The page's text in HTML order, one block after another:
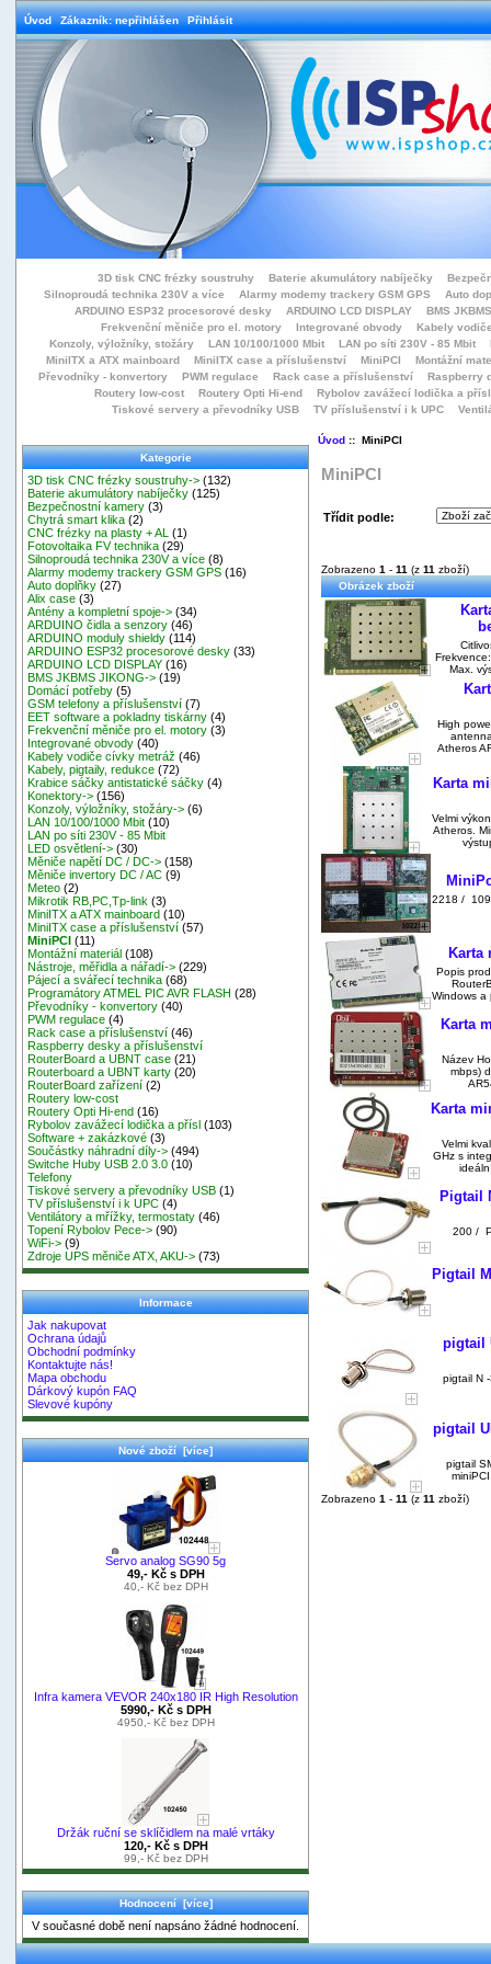
Úvod Zákazník: nepřihlášen Přihlásit
3D tisk CNC frézky soustruhy Baterie akumulátory nabíječky
Silnoproudá technika 230V a více
Alarmy modemy trackery GSM GPS
Auto
ARDUINO ESP32 procesorové desky
ARDUINO LCD DISPLAY
BMS
Frekvenční měniče pro el. motory
Integrované obvody
Kabely
Konzoly, výložníky, stožáry
LAN 10/100/1000 Mbit LAN po síti 230V - 85 Mbit
MiniITX a ATX mainboard
MiniITX case a příslušenství MiniPCI
Montážní
Převodníky - konvertory
PWM regulace Rack case a příslušenství
Raspberry
Routery low-cost
Routery Opti Hi-end
Rybolov zavážecí lodička a přísl
Tiskové servery a převodníky USB
TV příslušenství i k UPC
Kategorie
3D tisk CNC frézky soustruhy-> (132)
Baterie akumulátory nabíječky (125)
Bezpečnostní kamery (3)
Chytrá smart klika (2)
CNC frézky na plasty + AL
(1)
Fotovoltaika FV technika (29)
Silnoproudá technika 230V a více (8)
Alarmy modemy trackery GSM GPS (16)
Auto doplňky (27)
Alix case (3)
Antény a kompletní spoje-> (34)
ARDUINO čidla a senzory (46)
ARDUINO moduly shieldy (114)
ARDUINO ESP32 procesorové desky (33)
ARDUINO LCD DISPLAY (16)
BMS JKBMS JIKONG-> (19)
Domácí potřeby (5)
GSM telefony a příslušenství (7)
EET software a pokladny tiskárny (4)
Frekvenční měniče pro el. motory (3)
Integrované obvody (40)
Kabely vodiče cívky metráž (46)
Kabely, pigtaily, redukce (72)
Krabice sáčky antistatické sáčky (4)
Konektory-> (156)
Konzoly, výložníky, stožáry-> (6)
LAN 10/100/1000 Mbit (10)
LAN po síti 230V - 85 Mbit
LED osvětlení-> (30)
Měniče napětí DC / DC-> (158)
Měniče invertory DC / AC (9)
Meteo (2)
Mikrotik RB,PC,Tp-link (3)
MiniITX a ATX mainboard (10)
MiniITX case a příslušenství (57)
MiniPCI (11)
Montážní materiál (108)
Nástroje, měřidla a nářadí-> (229)
Pájecí a svářecí technika (68)
Programátory ATMEL PIC AVR FLASH (28)
Převodníky - konvertory (40)
PWM regulace (4)
Rack case a příslušenství (46)
Raspberry desky a příslušenství
RouterBoard a UBNT case (21)
Routerboard a UBNT karty (20)
RouterBoard zařízení (2)
Routery low-cost
Routery Opti Hi-end (16)
Rybolov zavážecí lodička a přísl (103)
Software + zakázkové (3)
Součástky náhradní díly-> (494)
Switche Huby USB 2.0 3.0 (10)
Telefony
Tiskové servery a převodníky USB (1)
TV příslušenství i k UPC (4)
Ventilátory a mřížky, termostaty (46)
Topení Rybolov Pece-> (90)
WiFi-> (9)
Zdroje UPS měniče ATX, AKU-> (73)
Informace
Jak nakupovat
Ochrana údajů
Obchodní podmínky
Kontaktujte nás!
Mapa obchodu
Dárkový kupón FAQ
Slevové kupóny
Nové zboží [více]
Servo analog SG90 5g
49,- Kč s DPH
40,- Kč bez DPH
Infra kamera VEVOR 240x180 IR High Resolution
5990,- Kč s DPH
4950,- Kč bez DPH
Držák ruční se sklíčidlem na malé vrtáky
120,- Kč s DPH
99,- Kč bez DPH
Hodnocení [více]
V současné době není napsáno žádné hodnocení.
Úvod:: MiniPCI
MiniPCI
Třídit podle:
Zobrazeno 1 - 11 (z 11 zboží)
Obrázek zboží
Max.
High
Atheros
Karta
Velmi
Atheros.
2218 / 109
Karta
Popis
Windows a
Karta
Název
mbps)
Karta
Velmi
GHz s
Pigtail
200 /
Pigtail
pigtail
pigtail N
pigtail
pigtail
Zobrazeno 1 - 11 (z 11 zboží)